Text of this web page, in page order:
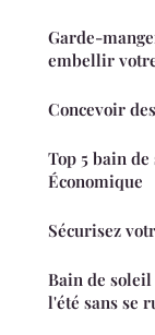
Garde-
embellir
Concevoir
Top 5 bain
Économique
Sécurisez
Bain de
l'été sans se